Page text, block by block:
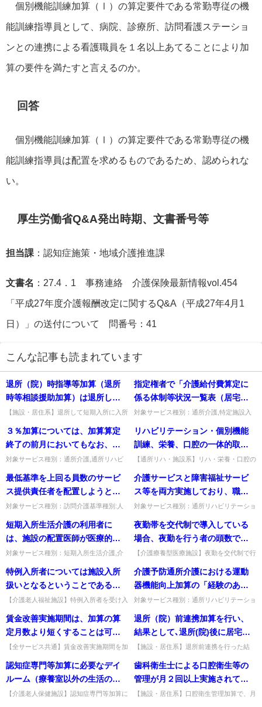
個別機能訓練加算（Ⅰ）の算定要件である常勤専従の機
能訓練指導員として、病院、診療所、訪問看護ステーショ
ンとの連携による看護職員を１名以上あてることにより加
算の要件を満たすと言えるのか。
回答
個別機能訓練加算（Ⅰ）の算定要件である常勤専従の機
能訓練指導員は配置を求めるものであるため、認められな
い。
厚生労働省Q&A発出時期、文書番号等
担当課 ：認知症施策・地域介護推進課
文書名 ：27.4．1 事務連絡 介護保険最新情報vol.454
「平成27年度介護報酬改定に関するQ&A（平成27年4月1
日）」の送付について 問番号：41
こんな記事も読まれています
退所（院）時指導等加算（退所
時等相談援助加算）は退所して
短期入所サービス事業所に入所
【施設・居住系】退所して短期入所に入所
か。引き続き短期入所を利用する場合は算
定不可（緊急利用等は例外）...
指定権者で「介護給付費算定に
係る体制等状況一覧表（居宅サ
ービス・施設サービス・居宅介
ればよいか。
対象サービス種別：通所介護,特定施設入
型通所介護,認知症対応型通所介護,地域密
着型特定施設入居者生活...
３％加算については、加算算定
終了の前月においてもなお、利
用延人員数が５％以上減少して
希望する理由を添えて、加算算
定延長の届出を行うこととなっ
ているが、どのような理由があ
げられている場合に加算算定延
長を認めることとすればよいの
か。都道府県・市町村におい
て、届出を行った通所介護事業
することとして差し支えないの
か。
対象サービス種別：通所介護,通所リハビ
対応型通所介護,介護予防認知症対応型通
所介護基準種別:介護報酬...
リハビリテーション・個別機能
訓練、栄養、口腔の一体的取組
に係る各加算を算定する場合
（LIFE）へのデータ提出方法如
何。
【通所リハ・施設系】リハ・栄養・口腔の
出方法。CSVインポートかLIFE直接入力
で、加算ごとに対応す...
最低基準を上回る員数のサービ
ス提供責任者を配置しようとす
る場合、非常勤の訪問介護員を
対象サービス種別：訪問介護基準種別:人
問最低基準を上回る員数のサービス提供責
任者を配置しようとする場合...
介護サービスと障害福祉サービ
ス等を両方実施しており、職員
が兼務等を行っている場合にお
ように計算するのか。
対象サービス種別：通所リハビリテーショ
応型通所介護,短期入所生活介護,短期入所
療養介護,訪問介護,...
短期入所生活介護の利用者に
は、施設の配置医師が医療的な
処置を行うものと考えるが、医
用者の主治医や協力医療機関に
優先的に連絡を取ることが求め
られているのか。
対象サービス種別：短期入所生活介護,介
酬「医療連携強化加算」質問短期入所生活
介護の利用者には、施設の配...
夜勤帯を交代制で導入している
場合、夜勤を行う者の頭数で要
件に該当するか否かを判断する
務した延べ時間から夜勤帯の時
間を割るという方法で算出する
のか。
【介護療養型医療施設】夜勤を交代制で行
のか。頭数ではなく、夜勤帯の勤務延べ時
間を夜勤帯の時間で割って算...
特例入所者については施設入所
扱いとなるということである
が、これに伴う、特別養護老人
び短期入所生活介護事業所に係
る人員配置基準における取扱い
はどのようになるのか。
【介護老人福祉施設】特例入所者を受け入
入所生活介護事業所の人員配置基準の取扱
い。合算した利用者数に対し...
介護予防通所介護における運動
器機能向上加算の「経験のある
介護職員」とは何か。
対象サービス種別：通所リハビリテーショ
護・通所リハビリテーション （選択的サ
ービス：運動器機能向上加算）...
賃金改善実施期間は、加算の算
定月数より短くすることは可能
か。
【全サービス共通】賃金改善実施期間を加
定月数と同じ月数とする必要があり、短縮
はできない。出典：平成24...
退所（院）前連携加算を行い、
結果として､退所(院)後に居宅サ
ービスを利用しなかった場合も
【施設・居住系】退所前連携を行った結
た場合も算定できるか。同意を得て調整を
行っていれば算定して差し支え...
認知症専門等加算に必要なデイ
ルーム（療養室以外の生活の場
として設けるものとし､対象者1
【介護老人保健施設】認知症専門等加算に
歯科衛生士による口腔衛生等の
管理が月２回以上実施されてい
る場合に算定できることとされ
【施設・居住系】口腔衛生管理加算で、月